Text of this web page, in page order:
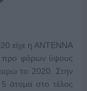
είχε η ΑΝΤΕΝΝΑ
προ φόρων ύψους
το 2020. Στην
άτομα στο τέλος